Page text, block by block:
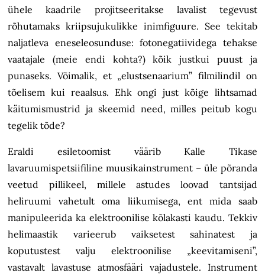
ühele kaadrile projitseeritakse lavalist tegevust
rõhutamaks kriipsujukulikke inimfiguure. See tekitab
naljatleva eneseleosunduse: fotonegatiividega tehakse
vaatajale (meie endi kohta?) kõik justkui puust ja
punaseks. Võimalik, et „elustsenaarium” filmilindil on
tõelisem kui reaalsus. Ehk ongi just kõige lihtsamad
käitumismustrid ja skeemid need, milles peitub kogu
tegelik tõde?
Eraldi esiletoomist väärib Kalle Tikase
lavaruumispetsiifiline muusikainstrument – üle põranda
veetud pillikeel, millele astudes loovad tantsijad
heliruumi vahetult oma liikumisega, ent mida saab
manipuleerida ka elektroonilise kõlakasti kaudu. Tekkiv
helimaastik varieerub vaiksetest sahinatest ja
koputustest valju elektroonilise „keevitamiseni”,
vastavalt lavastuse atmosfääri vajadustele. Instrument